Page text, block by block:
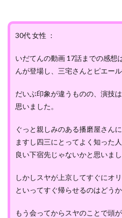
30代 女性 ：
いだてんの動画 17話までの感想
んが登場し、三宅さんとピエー
だいぶ印象が違うものの、演技
思いました。
ぐっと親しみのある播磨屋さん
ますし四三にとってよく知った
良い下宿先じゃないかと思いまし
しかしスヤが上京してすぐにオ
といってすぐ帰らせるのはどうか
もう会ってからスヤのことで頭